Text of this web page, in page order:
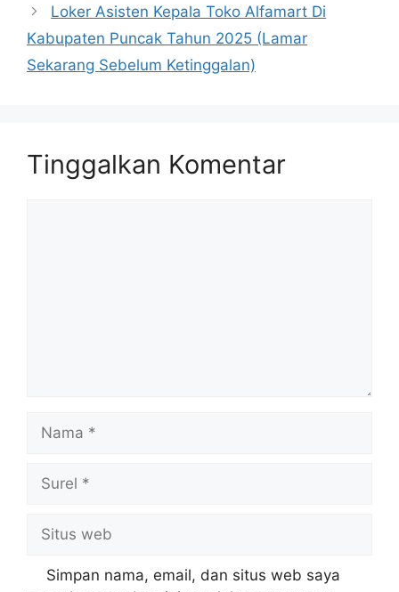
Loker Asisten Kepala Toko Alfamart Di
Kabupaten Puncak Tahun 2025 (Lamar
Sekarang Sebelum Ketinggalan)
Tinggalkan Komentar
Nama
Surel
Situs
web
Simpan nama, email, dan situs web saya